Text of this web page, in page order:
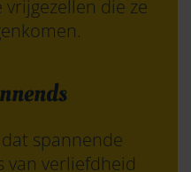
die ze
spannende
van verliefdheid